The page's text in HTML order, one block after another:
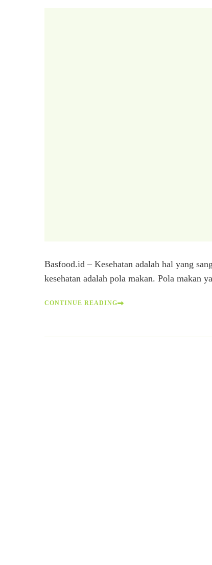
Basfood.id – Kesehatan adalah hal yang
kesehatan adalah pola makan. Pola makan
CONTINUE READING